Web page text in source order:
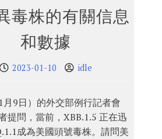
毒株的有關信息
和數據
2023-01-10 idle
月9日）的外交部例行記者會
提問，當前，XBB.1.5 正在迅
成為美國頭號毒株。請問美